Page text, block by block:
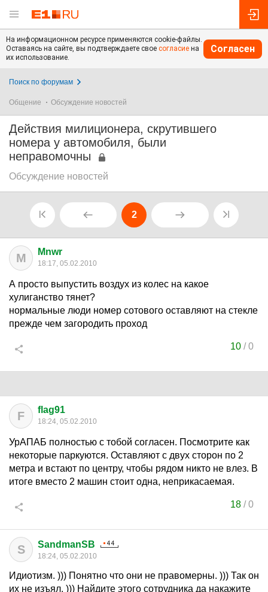
На информационном ресурсе применяются cookie-файлы.
Оставаясь на сайте, вы подтверждаете свое согласие на
их использование.
Согласен
Поиск по форумам
Общение Обсуждение новостей
Действия милиционера, скрутившего
номера у автомобиля, были
неправомочны
Обсуждение новостей
2
M Mnwr
18:17, 05.02.2010
А просто выпустить воздух из колес на какое
хулиганство тянет?
нормальные люди номер сотового оставляют на стекле
прежде чем загородить проход
10 /0
F flag91
18:24, 05.02.2010
УрАПАБ полностью с тобой согласен. Посмотрите как
некоторые паркуются. Оставляют с двух сторон по 2
метра и встают по центру, чтобы рядом никто не влез. В
итоге вместо 2 машин стоит одна, неприкасаемая.
18 /0
S SandmanSB
18:24, 05.02.2010
Идиотизм. ))) Понятно что они не правомерны. ))) Так он
их не изъял. ))) Найдите этого сотрудника да накажите